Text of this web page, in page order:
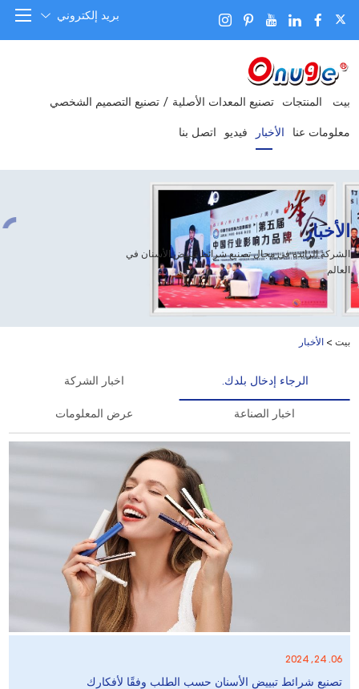
بريد إلكتروني
بيت المنتجات تصنيع المعدات الأصلية / تصنيع التصميم الشخصي
معلومات عنا الأخبار فيديو اتصل بنا
الأخبار
الشركة الرائدة في مجال تصنيع شرائط تبييض الأسنان في
العالم
بيت > الأخبار
الرجاء إدخال بلدك. اخبار الشركة
اخبار الصناعة عرض المعلومات
06. 24, 2024
تصنيع شرائط تبييض الأسنان حسب الطلب وفقًا لأفكارك